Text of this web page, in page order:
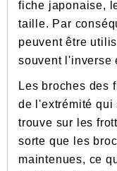
fiche japonaise,
taille. Par
peuvent être
souvent l'inverse
Les broches des
de l'extrémité qui
trouve sur les
sorte que les
maintenues, ce